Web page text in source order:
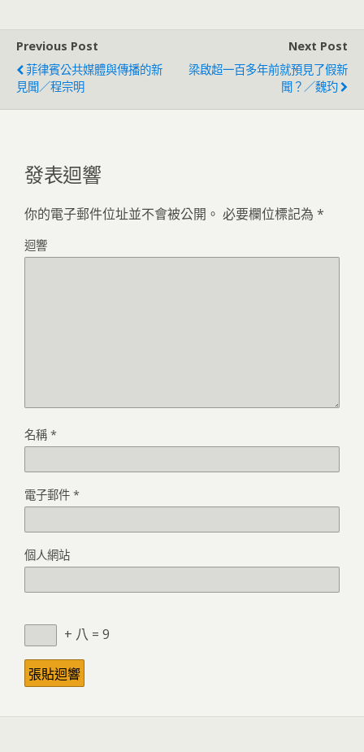
Previous Post
菲律賓公共媒體與傳播的新
見聞／程宗明
Next Post
梁啟超一百多年前就預見了假新
聞？／魏玓
發表迴響
你的電子郵件位址並不會被公開。 必要欄位標記為 *
迴響
名稱 *
電子郵件 *
個人網站
+ 八 = 9